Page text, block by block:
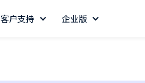
客户支持 企业版